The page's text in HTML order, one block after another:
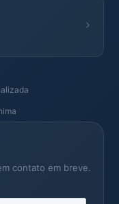
contato em breve.